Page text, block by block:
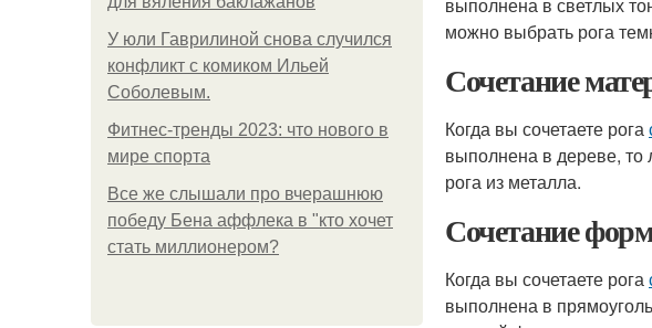
У юли Гаврилиной снова случился
конфликт с комиком Ильей
Соболевым.
Фитнес-тренды 2023: что нового в
мире спорта
Все же слышали про вчерашнюю
победу Бена аффлека в "кто хочет
стать миллионером?
можно выбрать рога
Сочетание
Когда вы сочетаете рога
выполнена в дереве, то
рога из металла.
Сочетание
Когда вы сочетаете рога
выполнена в